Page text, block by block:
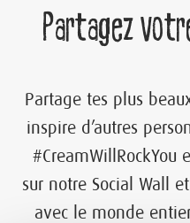
sommes-
nous?
Partagez
Partage tes plus
inspire d’autres
#CreamWillRockYou
sur notre Social Wall
avec le monde